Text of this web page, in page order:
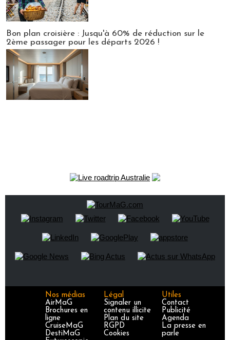
Bon plan croisière : Jusqu'à 60% de réduction sur le
2ème passager pour les départs 2026 !
Nos médias
AirMaG
Brochures en
ligne
CruiseMaG
DestiMaG
Légal
Signaler un
contenu illicite
Plan du site
RGPD
Cookies
Utiles
Contact
Publicité
Agenda
La presse en
parle